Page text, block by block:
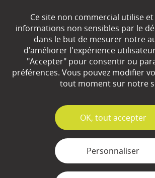
Espace Presse
Plan du site
Contact
Mentions légales
Ce site non commercial utilise
informations non sensibles par le
dans le but de mesurer notre
d’améliorer l'expérience
"Accepter" pour consentir ou
préférences. Vous pouvez modifier
tout moment sur notre
✓
OK, tout accepter
Personnaliser